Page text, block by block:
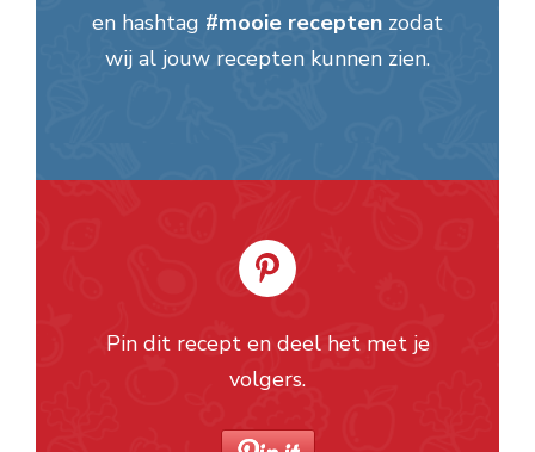
en hashtag #mooie recepten zodat
wij al jouw recepten kunnen zien.
Pin dit recept en deel het met je
volgers.